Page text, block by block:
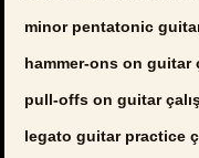
minor pentatonic guitar
hammer-ons on guitar
pull-offs on guitar
legato guitar practice